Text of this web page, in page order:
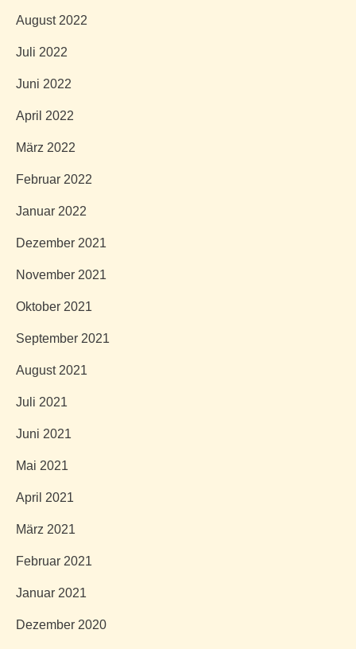
August 2022
Juli 2022
Juni 2022
April 2022
März 2022
Februar 2022
Januar 2022
Dezember 2021
November 2021
Oktober 2021
September 2021
August 2021
Juli 2021
Juni 2021
Mai 2021
April 2021
März 2021
Februar 2021
Januar 2021
Dezember 2020